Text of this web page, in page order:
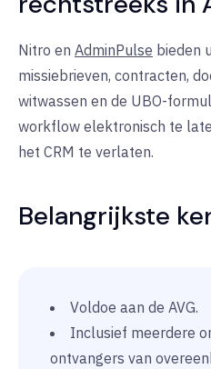
Nitro en AdminPulse bieden
missiebrieven, contracten,
witwassen en de UBO-
workflow elektronisch te
het CRM te verlaten.
Belangrijkste
Voldoe aan de AVG.
Inclusief meerdere
ontvangers van